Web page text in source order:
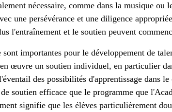
nécessaire, comme dans la musique ou
une persévérance et une diligence
l'entraînement et le soutien peuvent
importantes pour le développement de
œuvre un soutien individuel, en particulier
des possibilités d'apprentissage dans le
soutien efficace que le programme que
signifie que les élèves particulièrement